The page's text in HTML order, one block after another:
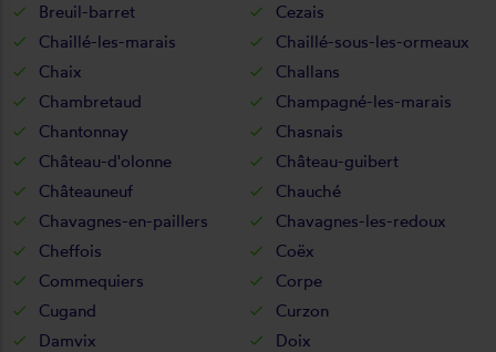
Breuil-barret
Cezais
Chaillé-les-marais
Chaillé-sous-les-ormeaux
Chaix
Challans
Chambretaud
Champagné-les-marais
Chantonnay
Chasnais
Château-d'olonne
Château-guibert
Châteauneuf
Chauché
Chavagnes-en-paillers
Chavagnes-les-redoux
Cheffois
Coëx
Commequiers
Corpe
Cugand
Curzon
Damvix
Doix